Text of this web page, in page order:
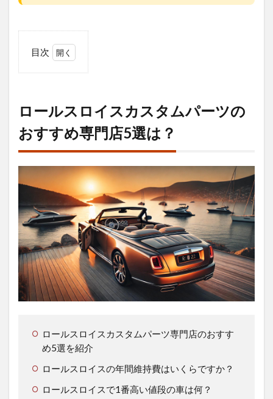
目次
ロイ
スカ
スタ
ムパ
ーツ
すす
め専
5選
は？
1.1
ロー
ルス
ロイ
スカ
スタ
専門
店の
すめ5
紹介
ロールスロイスカスタムパーツの
おすすめ専門店5選は？
ロールスロイスカスタムパーツ専門店のおすす
め5選を紹介
ロールスロイスの年間維持費はいくらですか？
ロールスロイスで1番高い値段の車は何？